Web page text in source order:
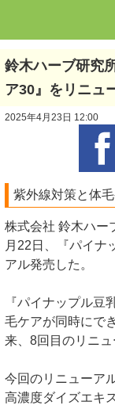
鈴木ハーブ研究
ア30』をリニュ
2025年4月23日 12:00
紫外線対策と体
株式会社 鈴木ハー
月22日、『パイナ
アル発売した。
『パイナップル豆
毛ケアが同時にで
来、8回目のリニュ
今回のリニューア
高濃度ダイズエキ